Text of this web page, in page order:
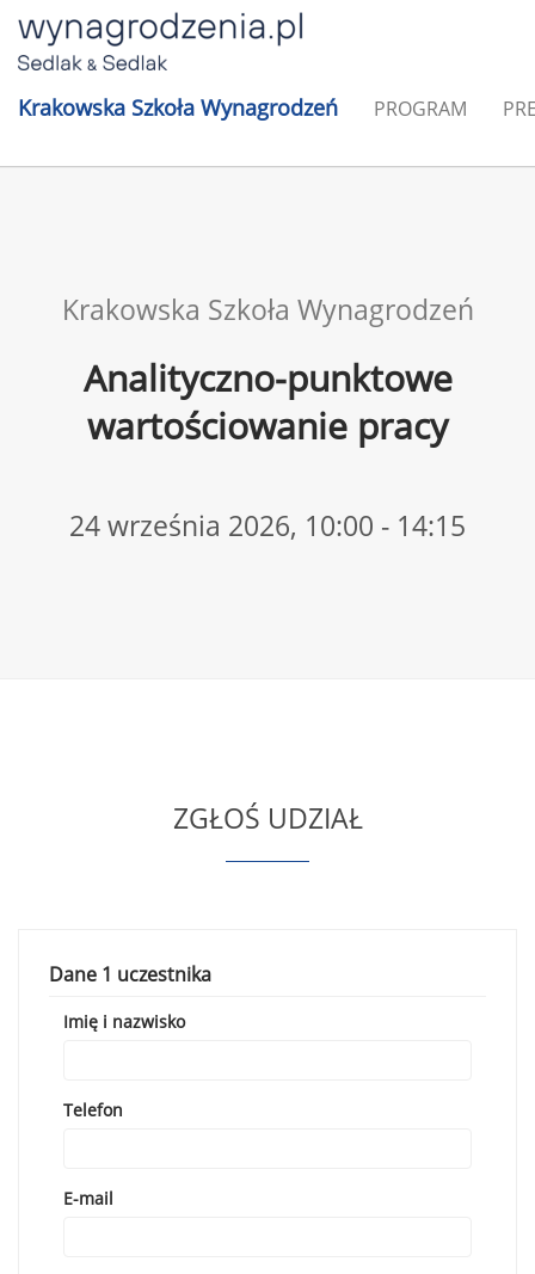
Krakowska Szkoła Wynagrodzeń PROGRAM
Krakowska Szkoła Wynagrodzeń
Analityczno-punktowe
wartościowanie pracy
24 września 2026, 10:00 - 14:15
ZGŁOŚ UDZIAŁ
Dane 1 uczestnika
Imię i nazwisko
Telefon
E-mail